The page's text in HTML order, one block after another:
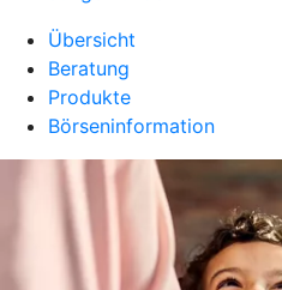
Übersicht
Beratung
Produkte
Börseninformation